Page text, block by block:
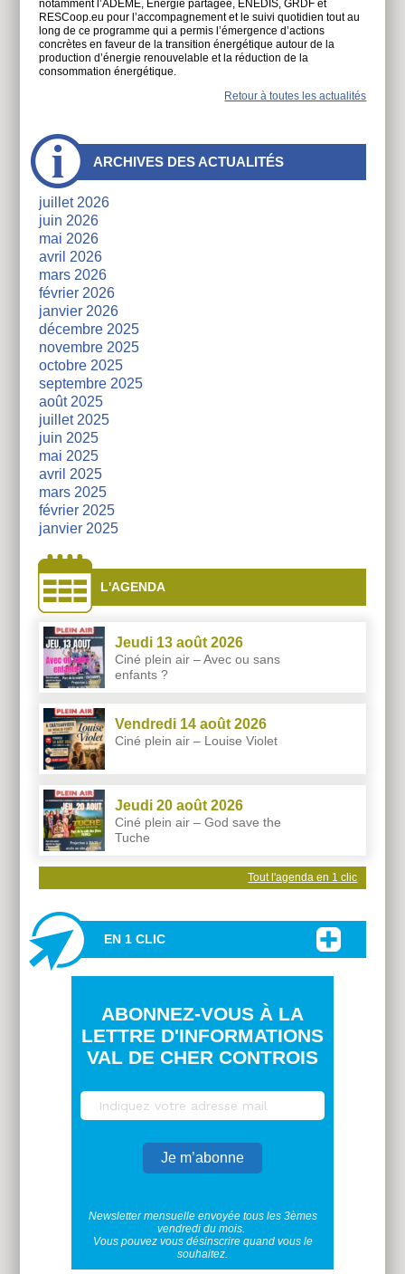
notamment l’ADEME, Énergie partagée, ENEDIS, GRDF et
RESCoop.eu pour l’accompagnement et le suivi quotidien tout au
long de ce programme qui a permis l’émergence d’actions
concrètes en faveur de la transition énergétique autour de la
production d’énergie renouvelable et la réduction de la
consommation énergétique.
Retour à toutes les actualités
À
côtés
ARCHIVES DES ACTUALITÉS
juillet 2026
juin 2026
mai 2026
avril 2026
mars 2026
février 2026
janvier 2026
décembre 2025
novembre 2025
octobre 2025
septembre 2025
août 2025
juillet 2025
juin 2025
mai 2025
avril 2025
mars 2025
février 2025
janvier 2025
L'AGENDA
Jeudi 13 août 2026
Ciné plein air – Avec ou sans
enfants ?
Vendredi 14 août 2026
Ciné plein air – Louise Violet
Jeudi 20 août 2026
Ciné plein air – God save the
Tuche
Tout l'agenda en 1 clic
EN 1 CLIC
ABONNEZ-VOUS À LA
LETTRE D'INFORMATIONS
VAL DE CHER CONTROIS
Newsletter mensuelle envoyée tous les 3èmes
vendredi du mois.
Vous pouvez vous désinscrire quand vous le
souhaitez.